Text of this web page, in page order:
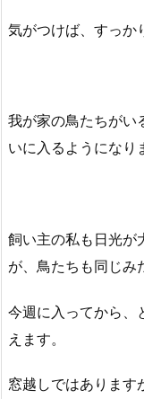
気がつけば、すっか
我が家の鳥たちがい
いに入るようになり
飼い主の私も日光が
が、鳥たちも同じみ
今週に入ってから、
えます。
窓越しではあります